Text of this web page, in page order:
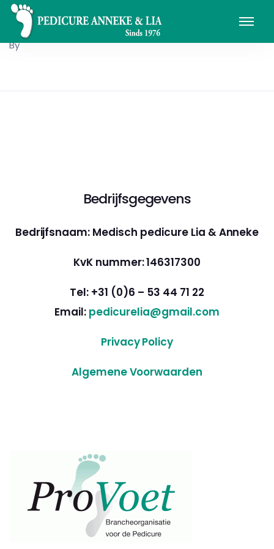
By
Bedrijfsgegevens
Bedrijfsnaam: Medisch pedicure Lia & Anneke
KvK nummer: 146317300
Tel: +31 (0)6 – 53 44 71 22
Email: pedicurelia@gmail.com
Privacy Policy
Algemene Voorwaarden